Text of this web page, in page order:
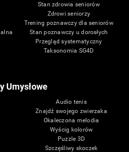
Stan zdrowia seniorów
Zdrowi seniorzy
Trening poznawczy dla seniorów
Stan poznawczy u dorosłych
Przegląd systematyczny
Taksonomia SG4D
Umysłowe
Audio tenis
Znajdź swojego zwierzaka
Okaleczona melodia
Wyścig kolorów
Puzzle 3D
Szczęśliwy skoczek